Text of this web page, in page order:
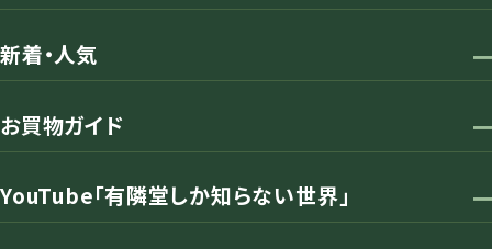
新着・人気
お買物ガイド
YouTube「有隣堂しか知らない世界」